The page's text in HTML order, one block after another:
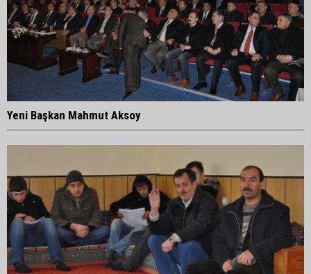
Yeni Başkan Mahmut Aksoy